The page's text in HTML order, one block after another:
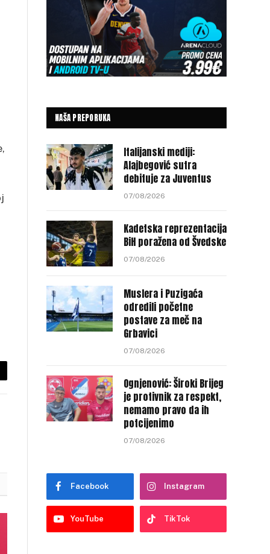
NAŠA PREPORUKA
Italijanski mediji:
Alajbegović sutra
debituje za Juventus
07/08/2026
Kadetska reprezentacija
BiH poražena od Švedske
07/08/2026
Muslera i Puzigaća
odredili početne
postave za meč na
Grbavici
07/08/2026
Ognjenović: Široki Brijeg
je protivnik za respekt,
nemamo pravo da ih
potcijenimo
07/08/2026
Facebook Instagram
YouTube TikTok